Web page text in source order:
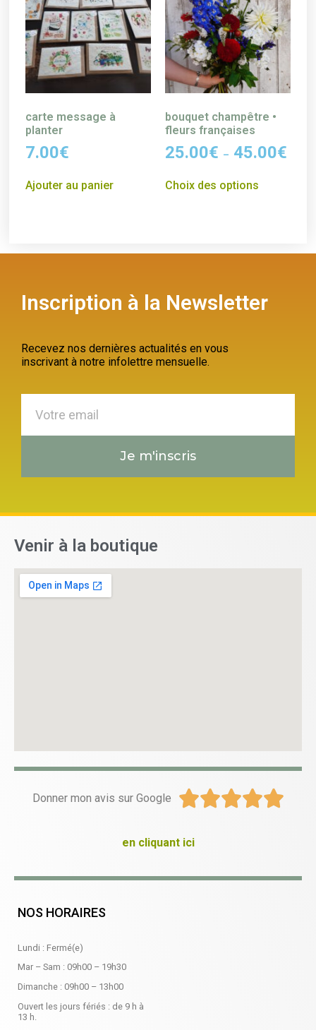
carte message à
planter
7.00€
Ajouter au panier
bouquet champêtre •
fleurs françaises
25.00€ – 45.00€
Choix des options
Inscription à la Newsletter
Recevez nos dernières actualités en vous
inscrivant à notre infolettre mensuelle.
Je m'inscris
Venir à la boutique
Donner mon avis sur Google 
en cliquant ici
NOS HORAIRES
Lundi : Fermé(e)
Mar – Sam : 09h00 – 19h30
Dimanche : 09h00 – 13h00
Ouvert les jours fériés : de 9 h à
13 h.